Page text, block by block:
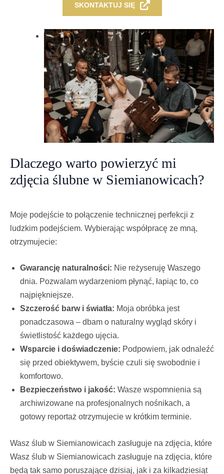
SKONTAKTUJ SIĘ
Dlaczego warto powierzyć mi
zdjęcia ślubne w Siemianowicach?
Moje podejście to połączenie technicznej perfekcji z
ludzkim podejściem. Wybierając współpracę ze mną,
otrzymujecie:
Gwarancję naturalności: Nie reżyseruję Waszego
dnia. Pozwalam wydarzeniom płynąć, łapiąc to, co
najpiękniejsze.
Szczerość barw i światła: Moja obróbka jest
ponadczasowa – dbam o naturalny wygląd skóry i
świetlistość każdego ujęcia.
Wsparcie i doświadczenie: Podpowiem, jak odnaleźć
się przed obiektywem, byście czuli się swobodnie i
komfortowo.
Bezpieczeństwo i jakość: Wasze wspomnienia są
archiwizowane na profesjonalnych nośnikach, a
gotowy reportaż otrzymujecie w krótkim terminie.
Wasz ślub w Siemianowicach zasługuje na zdjęcia, które
Wasz ślub w Siemianowicach zasługuje na zdjęcia, które
będą tak samo poruszające dzisiaj, jak i za kilkadziesiąt